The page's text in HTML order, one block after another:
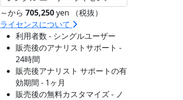
～から 705,250yen （税抜）
ライセンスについて
利用者数 - シングルユーザー
販売後のアナリストサポート -
24時間
販売後アナリスト サポートの有
効期間 - 1ヶ月
販売後の無料カスタマイズ - ノ